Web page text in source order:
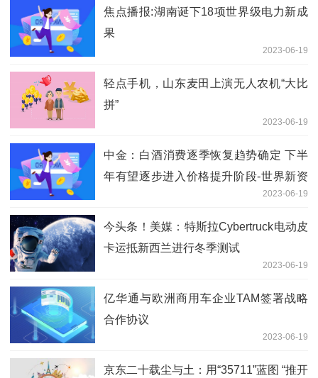
焦点播报:湖南诞下18项世界级电力新成
果
2023-06-19
轻点手机，山东麦田上演无人农机“大比
拼”
2023-06-19
中金：白酒消费逐季恢复趋势确定 下半
年有望逐步进入价格提升阶段-世界新资
2023-06-19
今头条！美媒：特斯拉Cybertruck电动皮
卡运抵新西兰进行冬季测试
2023-06-19
亿华通与欧洲商用车企业TAM签署战略
合作协议
2023-06-19
京东二十载尘与土：用“35711”蓝图 “推开